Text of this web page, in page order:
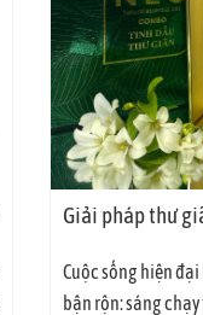
Giải pháp thư
Cuộc sống hiện
bận rộn: sáng